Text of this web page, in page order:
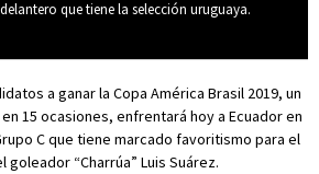
que tiene la selección uruguaya.
a ganar la Copa América Brasil 2019, un
15 ocasiones, enfrentará hoy a Ecuador en
C que tiene marcado favoritismo para el
“Charrúa” Luis Suárez.